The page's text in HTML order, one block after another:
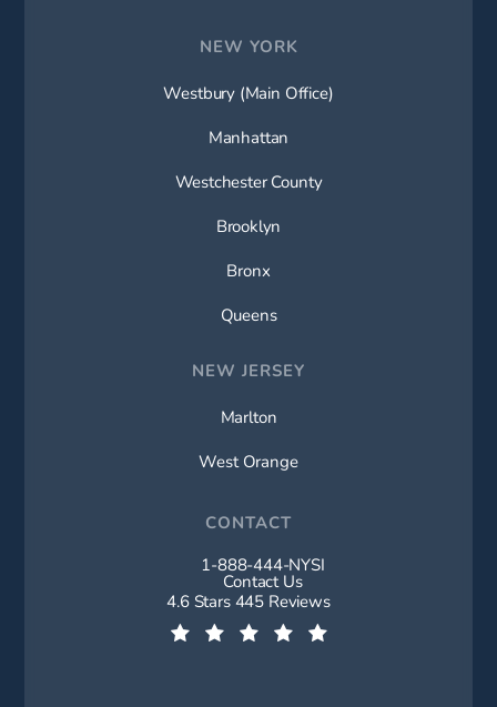
NEW YORK
Westbury (Main Office)
Manhattan
Westchester County
Brooklyn
Bronx
Queens
NEW JERSEY
Marlton
West Orange
CONTACT
Call New York Spine Institute on
1-888-444-NYSI
Contact Us
New York Spine Institute reviews:
4.6 Stars 445 Reviews